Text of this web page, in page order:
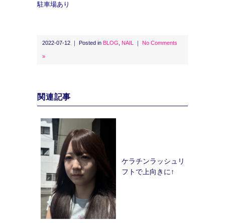
駐車場あり
2022-07-12 ｜ Posted in BLOG NAIL ｜ No Comments
»
関連記事
ケラチンラッシュリ
フトで上向きに↑